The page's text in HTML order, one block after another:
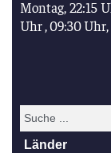
Mon­tag, 22:15
Uhr , 09:30
Län­der